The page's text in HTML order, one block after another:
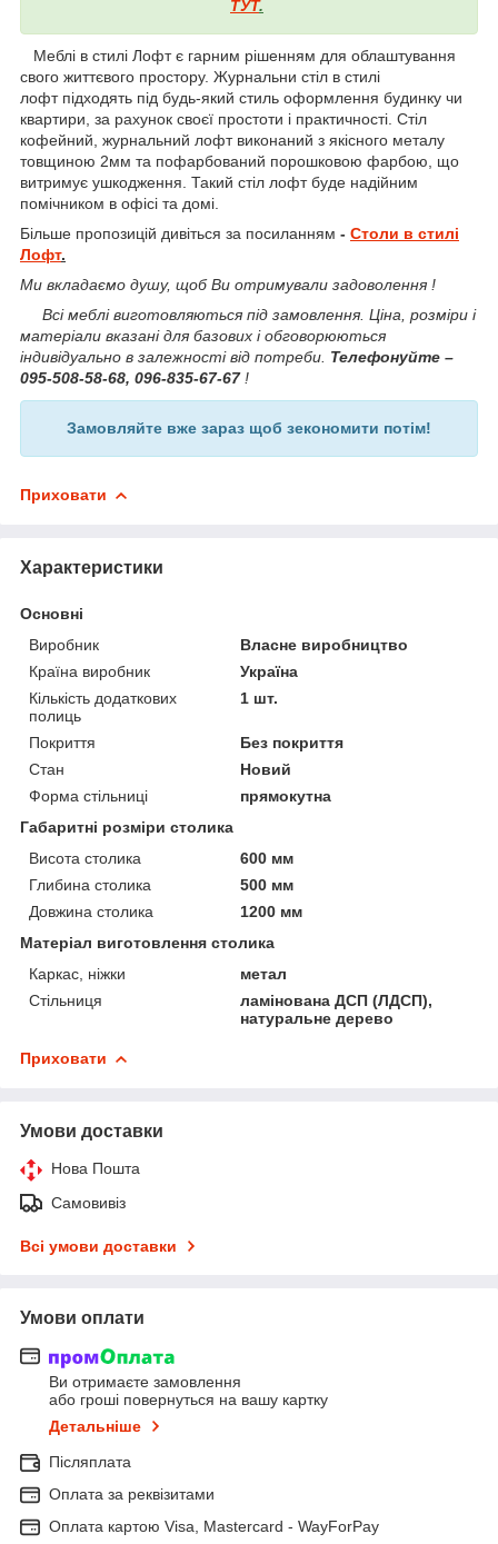
ТУТ.
Меблі в стилі Лофт є гарним рішенням для облаштування
свого життєвого простору. Журнальни стіл в стилі
лофт підходять під будь-який стиль оформлення будинку чи
квартири, за рахунок своєї простоти і практичності. Стіл
кофейний, журнальний лофт виконаний з якісного металу
товщиною 2мм та пофарбований порошковою фарбою, що
витримує ушкодження. Такий стіл лофт буде надійним
помічником в офісі та домі.
Більше пропозицій дивіться за посиланням - Столи в стилі
Лофт.
Ми вкладаємо душу, щоб Ви отримували задоволення !
Всі меблі виготовляються під замовлення. Ціна, розміри і
матеріали вказані для базових і обговорюються
індивідуально в залежності від потреби. Телефонуйте –
095-508-58-68, 096-835-67-67 !
Замовляйте вже зараз щоб зекономити потім!
Приховати
Характеристики
Основні
Виробник
Власне виробництво
Країна виробник
Україна
Кількість додаткових
полиць
1 шт.
Покриття
Без покриття
Стан
Новий
Форма стільниці
прямокутна
Габаритні розміри столика
Висота столика
600 мм
Глибина столика
500 мм
Довжина столика
1200 мм
Матеріал виготовлення столика
Каркас, ніжки
метал
Стільниця
ламінована ДСП (ЛДСП),
натуральне дерево
Приховати
Умови доставки
Нова Пошта
Самовивіз
Всі умови доставки
Умови оплати
Ви отримаєте замовлення
або гроші повернуться на вашу картку
Детальніше
Післяплата
Оплата за реквізитами
Оплата картою Visa, Mastercard - WayForPay